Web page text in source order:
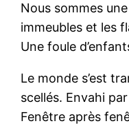
Nous sommes
immeubles et les
Une foule
Le monde s’est
scellés. Envahi par
Fenêtre après